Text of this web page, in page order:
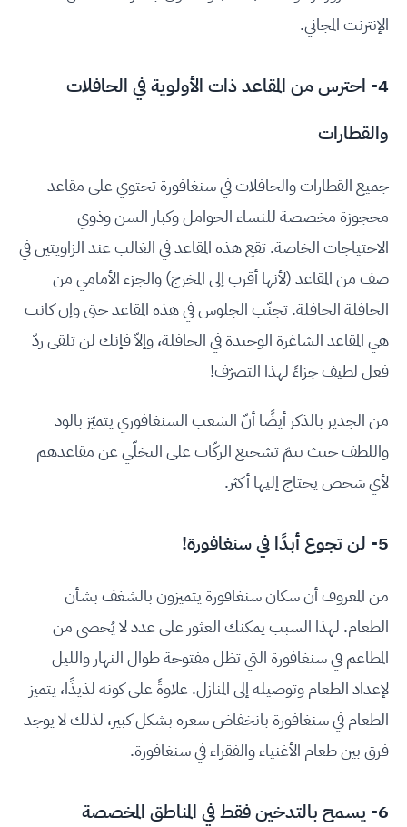
الإنترنت المجاني.
4- احترس من المقاعد ذات الأولوية في الحافلات
والقطارات
جميع القطارات والحافلات في سنغافورة تحتوي على مقاعد
محجوزة مخصصة للنساء الحوامل وكبار السن وذوي
الاحتياجات الخاصة. تقع هذه المقاعد في الغالب عند الزاويتين في
صف من المقاعد (لأنها أقرب إلى المخرج) والجزء الأمامي من
الحافلة الحافلة. تجنّب الجلوس في هذه المقاعد حتى وإن كانت
هي المقاعد الشاغرة الوحيدة في الحافلة، وإلاّ فإنك لن تلقى ردّ
فعل لطيف جزاءً لهذا التصرّف!
من الجدير بالذكر أيضًا أنّ الشعب السنغافوري يتميّز بالود
واللطف حيث يتمّ تشجيع الركّاب على التخلّي عن مقاعدهم
لأي شخص يحتاج إليها أكثر.
5- لن تجوع أبدًا في سنغافورة!
من المعروف أن سكان سنغافورة يتميزون بالشغف بشأن
الطعام. لهذا السبب يمكنك العثور على عدد لا يُحصى من
المطاعم في سنغافورة التي تظل مفتوحة طوال النهار والليل
لإعداد الطعام وتوصيله إلى المنازل. علاوةً على كونه لذيذًا، يتميز
الطعام في سنغافورة بانخفاض سعره بشكل كبير، لذلك لا يوجد
فرق بين طعام الأغنياء والفقراء في سنغافورة.
6- يسمح بالتدخين فقط في المناطق المخصصة